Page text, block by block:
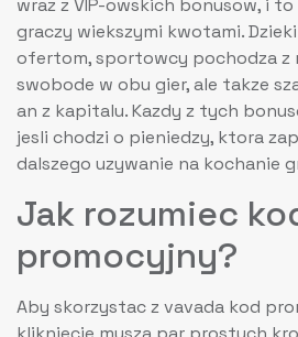
graczy wiekszymi kwotami.
ofertom, sportowcy pochodza z
swobode w obu gier, ale takze
an z kapitalu. Kazdy z tych
jesli chodzi o pieniedzy, ktora
dalszego uzywanie na kochanie
Jak rozumiec
promocyjny?
Aby skorzystac z vavada kod